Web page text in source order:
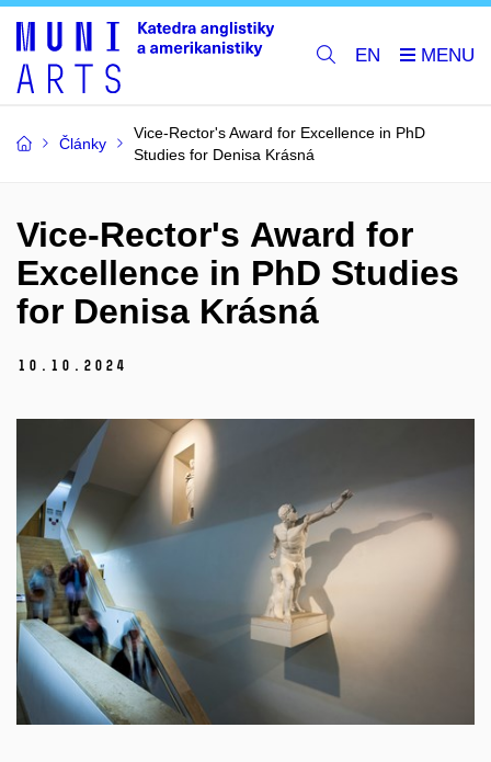
EN
Články
Vice-Rector's Award for Excellence in PhD
Studies for Denisa Krásná
Vice-Rector's Award for
Excellence in PhD Studies
for Denisa Krásná
10. 10. 2024